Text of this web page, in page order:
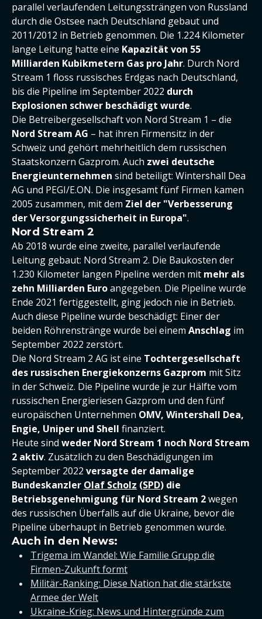
parallel verlaufenden Leitungssträngen von Russland
durch die Ostsee nach Deutschland gebaut und
2011/2012 in Betrieb genommen. Die 1.224 Kilometer
lange Leitung hatte eine Kapazität von 55
Milliarden Kubikmetern Gas pro Jahr. Durch Nord
Stream 1 floss russisches Erdgas nach Deutschland,
bis die Pipeline im September 2022 durch
Explosionen schwer beschädigt wurde.
Die Betreibergesellschaft von Nord Stream 1 – die
Nord Stream AG – hat ihren Firmensitz in der
Schweiz und gehört mehrheitlich dem russischen
Staatskonzern Gazprom. Auch zwei deutsche
Energieunternehmen sind beteiligt: Wintershall Dea
AG und PEGI/E.ON. Die insgesamt fünf Firmen kamen
2005 zusammen, mit dem Ziel der "Verbesserung
der Versorgungssicherheit in Europa".
Nord Stream 2
Ab 2018 wurde eine zweite, parallel verlaufende
Leitung gebaut: Nord Stream 2. Die Baukosten der
1.230 Kilometer langen Pipeline werden mit mehr als
zehn Milliarden Euroangegeben. Die Pipeline wurde
Ende 2021 fertiggestellt, ging jedoch nie in Betrieb.
Auch diese Pipeline wurde beschädigt: Einer der
beiden Röhrenstränge wurde bei einem Anschlag im
September 2022 zerstört.
Die Nord Stream 2 AG ist eine Tochtergesellschaft
des russischen Energiekonzerns Gazprom mit Sitz
in der Schweiz. Die Pipeline wurde je zur Hälfte vom
russischen Energieriesen Gazprom und den fünf
europäischen Unternehmen OMV, Wintershall Dea,
Engie, Uniper und Shell finanziert.
Heute sind weder Nord Stream 1 noch Nord Stream
2 aktiv. Zusätzlich zu den Beschädigungen im
September 2022 versagte der damalige
Bundeskanzler Olaf Scholz (SPD) die
Betriebsgenehmigung für Nord Stream 2wegen
des russischen Überfalls auf die Ukraine, bevor die
Pipeline überhaupt in Betrieb genommen wurde.
Auch in den News:
Trigema im Wandel: Wie Familie Grupp die
Firmen-Zukunft formt
Militär-Ranking: Diese Nation hat die stärkste
Armee der Welt
Ukraine-Krieg: News und Hintergründe zum